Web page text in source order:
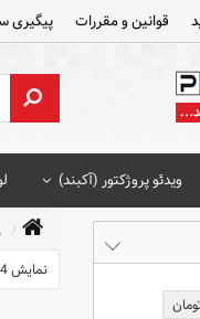
قوانین و مقررات پیگیری
ویدئو پروژکتور (آکبند)
نمایش 24 محصول